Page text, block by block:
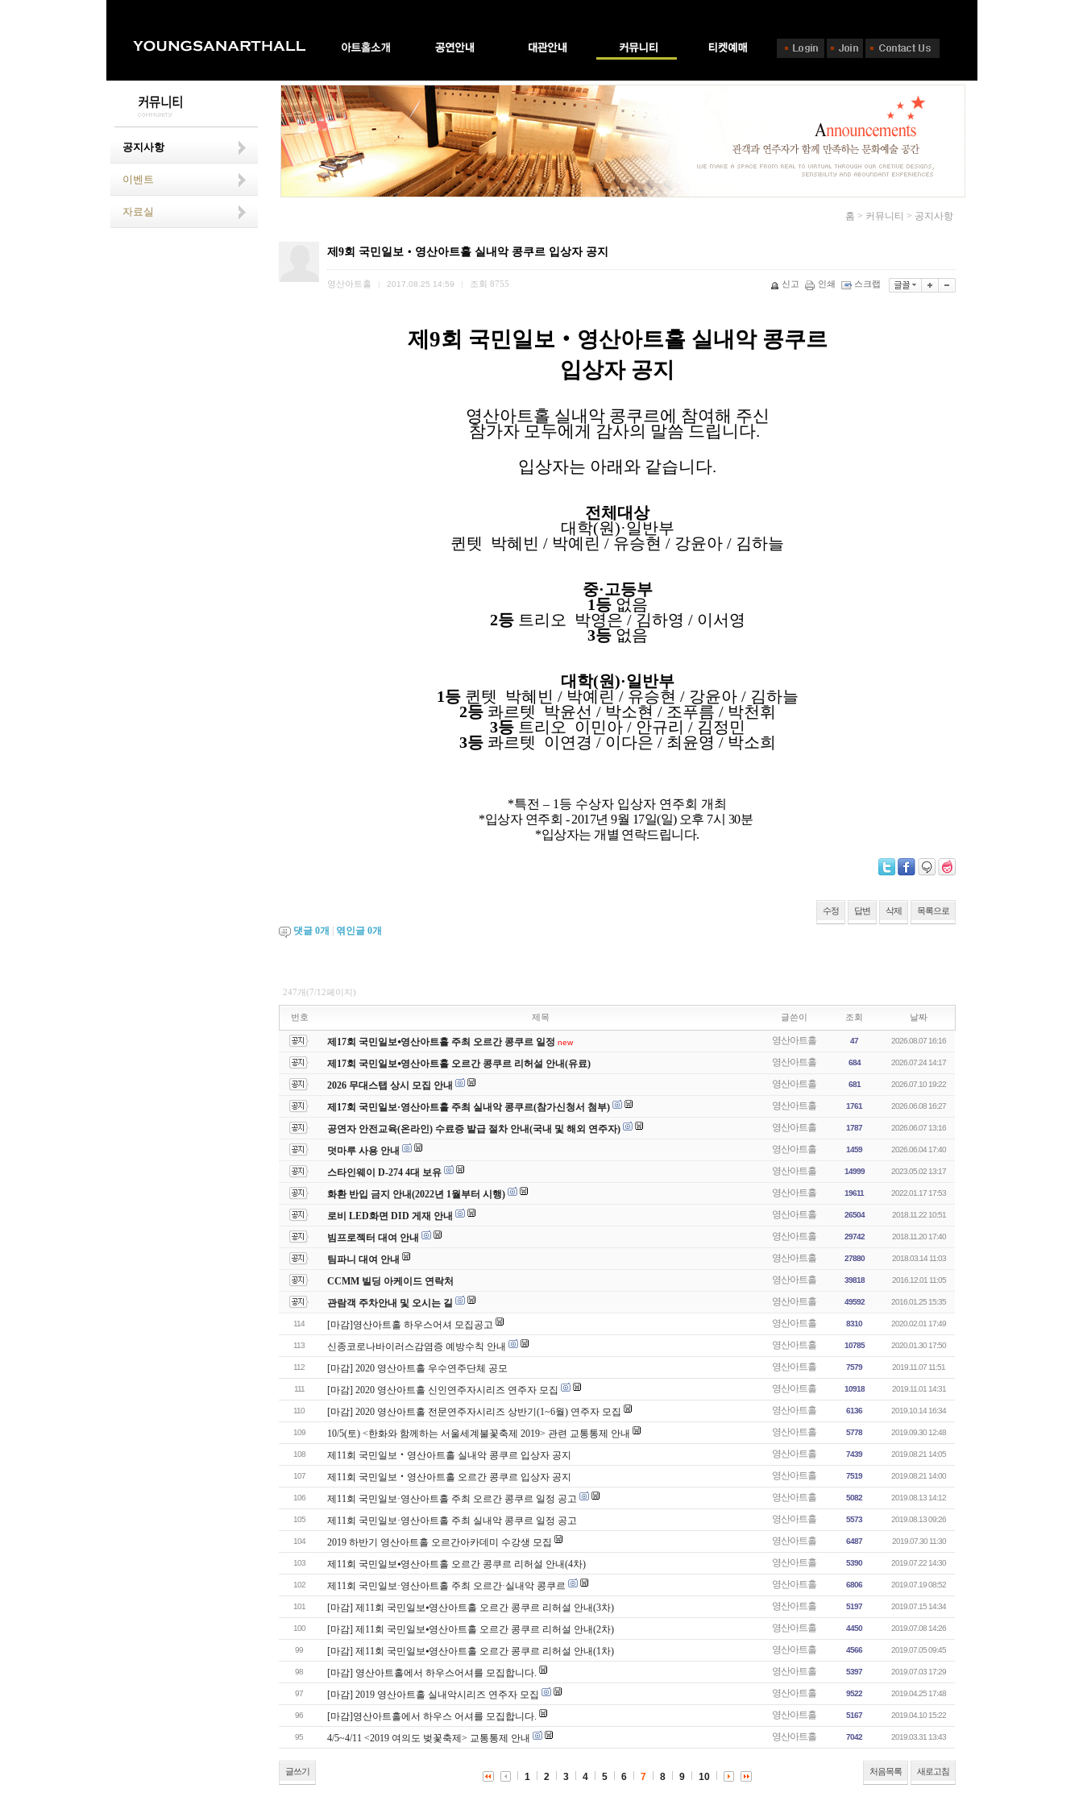
공지사항
이벤트
자료실 홈 > 커뮤니티 > 공지사항
제9회 국민일보‧영산아트홀 실내악 콩쿠르 입상자 공지
영산아트홀 2017.08.25 14:59 조회 8755 신고 인쇄 스크랩
제 9회 국민일보 ‧ 영산아트홀 실내악 콩쿠르
입상자 공지
영산아트홀 실내악 콩쿠르에 참여해 주신
참가자 모두에게 감사의 말씀 드립니다.
입상자는 아래와 같습니다.
전체대상
대학(원)·일반부
퀸텟 박혜빈 / 박예린 / 유승현 / 강윤아 / 김하늘
중·고등부
1등없음
2등트리오 박영은 / 김하영 / 이서영
3등 없음
대학(원)·일반부
1등퀸텟 박혜빈 / 박예린 / 유승현 / 강윤아 / 김하늘
2등콰르텟 박윤선 / 박소현 / 조푸름 / 박천휘
3등트리오 이민아 / 안규리 / 김정민
3등 콰르텟 이연경 / 이다은 / 최윤영 / 박소희
*특전 – 1 등 수상자 입상자 연주회 개최
*입상자 연주회 - 2017년9월 17일(일) 오후 7시 30분
*입상자는 개별 연락드립니다.
수정 답변 삭제 목록으로
댓글 0개 엮인글 0개
247개(7/12페이지)
번호 제목 글쓴이 조회 날짜
제17회 국민일보⦁영산아트홀 주최 오르간 콩쿠르 일정 new 영산아트홀 47 2026.08.07 16:16
제17회 국민일보⦁영산아트홀 오르간 콩쿠르 리허설 안내(유료) 영산아트홀 684 2026.07.24 14:17
2026 무대스탭 상시 모집 안내 영산아트홀 681 2026.07.10 19:22
제17회 국민일보·영산아트홀 주최 실내악 콩쿠르(참가신청서 첨부) 영산아트홀 1761 2026.06.08 16:27
공연자 안전교육(온라인) 수료증 발급 절차 안내(국내 및 해외 연주자) 영산아트홀 1787 2026.06.07 13:16
덧마루 사용 안내 영산아트홀 1459 2026.06.04 17:40
스타인웨이 D-274 4대 보유 영산아트홀 14999 2023.05.02 13:17
화환 반입 금지 안내(2022년 1월부터 시행) 영산아트홀 19611 2022.01.17 17:53
로비 LED화면 DID 게재 안내 영산아트홀 26504 2018.11.22 10:51
빔프로젝터 대여 안내 영산아트홀 29742 2018.11.20 17:40
팀파니 대여 안내 영산아트홀 27880 2018.03.14 11:03
CCMM 빌딩 아케이드 연락처 영산아트홀 39818 2016.12.01 11:05
관람객 주차안내 및 오시는 길 영산아트홀 49592 2016.01.25 15:35
114 [마감]영산아트홀 하우스어셔 모집공고 영산아트홀 8310 2020.02.01 17:49
113 신종코로나바이러스감염증 예방수칙 안내 영산아트홀 10785 2020.01.30 17:50
112 [마감] 2020 영산아트홀 우수연주단체 공모 영산아트홀 7579 2019.11.07 11:51
111 [마감] 2020 영산아트홀 신인연주자시리즈 연주자 모집 영산아트홀 10918 2019.11.01 14:31
110 [마감] 2020 영산아트홀 전문연주자시리즈 상반기(1~6월) 연주자 모집 영산아트홀 6136 2019.10.14 16:34
109 10/5(토) <한화와 함께하는 서울세계불꽃축제 2019> 관련 교통통제 안내 영산아트홀 5778 2019.09.30 12:48
108 제11회 국민일보‧영산아트홀 실내악 콩쿠르 입상자 공지 영산아트홀 7439 2019.08.21 14:05
107 제11회 국민일보‧영산아트홀 오르간 콩쿠르 입상자 공지 영산아트홀 7519 2019.08.21 14:00
106 제11회 국민일보·영산아트홀 주최 오르간 콩쿠르 일정 공고 영산아트홀 5082 2019.08.13 14:12
105 제11회 국민일보·영산아트홀 주최 실내악 콩쿠르 일정 공고 영산아트홀 5573 2019.08.13 09:26
104 2019 하반기 영산아트홀 오르간아카데미 수강생 모집 영산아트홀 6487 2019.07.30 11:30
103 제11회 국민일보⦁영산아트홀 오르간 콩쿠르 리허설 안내(4차) 영산아트홀 5390 2019.07.22 14:30
102 제11회 국민일보·영산아트홀 주최 오르간·실내악 콩쿠르 영산아트홀 6806 2019.07.19 08:52
101 [마감] 제11회 국민일보⦁영산아트홀 오르간 콩쿠르 리허설 안내(3차) 영산아트홀 5197 2019.07.15 14:34
100 [마감] 제11회 국민일보⦁영산아트홀 오르간 콩쿠르 리허설 안내(2차) 영산아트홀 4450 2019.07.08 14:26
99 [마감] 제11회 국민일보⦁영산아트홀 오르간 콩쿠르 리허설 안내(1차) 영산아트홀 4566 2019.07.05 09:45
98 [마감] 영산아트홀에서 하우스어셔를 모집합니다. 영산아트홀 5397 2019.07.03 17:29
97 [마감] 2019 영산아트홀 실내악시리즈 연주자 모집 영산아트홀 9522 2019.04.25 17:48
96 [마감]영산아트홀에서 하우스 어셔를 모집합니다. 영산아트홀 5167 2019.04.10 15:22
95 4/5~4/11 <2019 여의도 벚꽃축제> 교통통제 안내 영산아트홀 7042 2019.03.31 13:43
글쓰기 처음목록 새로고침
1 2 3 4 5 6 7 8 9 10